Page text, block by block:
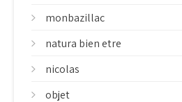
monbazillac
natura bien etre
nicolas
objet